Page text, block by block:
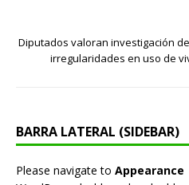
Diputados valoran investigación
irregularidades en uso de
BARRA LATERAL (SIDEBAR)
Please navigate to